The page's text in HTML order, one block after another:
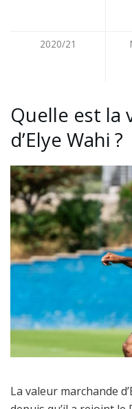
2020/21
Quelle est la
d’Elye Wahi ?
La valeur marchande